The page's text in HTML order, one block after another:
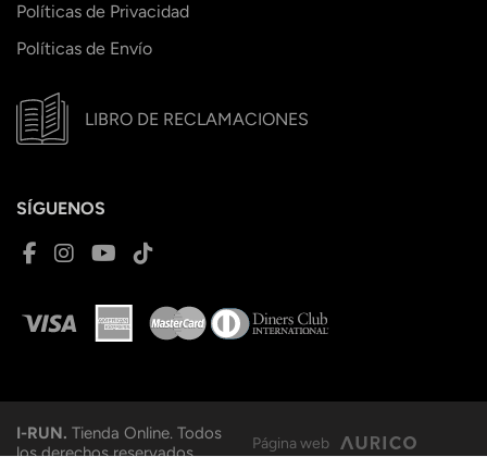
Políticas de Privacidad
Políticas de Envío
LIBRO DE RECLAMACIONES
SÍGUENOS
I-RUN. Tienda Online. Todos
los derechos reservados.
Página web